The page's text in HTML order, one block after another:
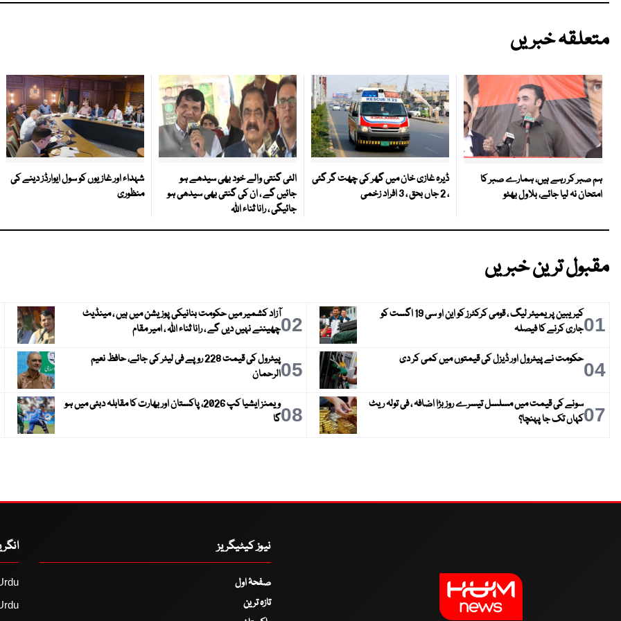
متعلقہ خبریں
ہم صبر کر رہے ہیں، ہمارے صبر کا
امتحان نہ لیا جائے، بلاول بھٹو
ڈیرہ غازی خان میں گھر کی چھت گر گئی
، 2 جاں بحق ، 3 افراد زخمی
الٹی گنتی والے خود بھی سیدھے ہو
جائیں گے ، ان کی گنتی بھی سیدھی ہو
جائیگی ، رانا ثناء اللہ
شہداء اور غازیوں کو سول ایوارڈز دینے کی
منظوری
مقبول ترین خبریں
01
کیریبین پریمیئر لیگ ، قومی کرکٹرز کو این او سی 19 اگست کو
جاری کرنے کا فیصلہ
02آزاد کشمیر میں حکومت بنانیکی پوزیشن میں ہیں ، مینڈیٹ
چھیننے نہیں دیں گے ، رانا ثناء اللہ ، امیر مقام
04حکومت نے پیٹرول اور ڈیزل کی قیمتوں میں کمی کر دی 05
پیٹرول کی قیمت 228 روپے فی لیٹر کی جائے، حافظ نعیم
الرحمان
07سونے کی قیمت میں مسلسل تیسرے روز بڑا اضافہ ، فی تولہ ریٹ
کہاں تک جا پہنچا؟
08
ویمنز ایشیا کپ 2026، پاکستان اور بھارت کا مقابلہ دبئی میں ہو
گا
نیوز کیٹیگریز
صفحۂ اول
تازہ ترین